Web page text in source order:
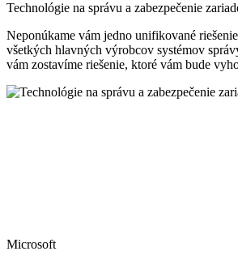
Technológie na správu a zabezpečenie
Neponúkame vám jedno unifikované
všetkých hlavných výrobcov systémov
vám zostavíme riešenie, ktoré vám bude
Microsoft